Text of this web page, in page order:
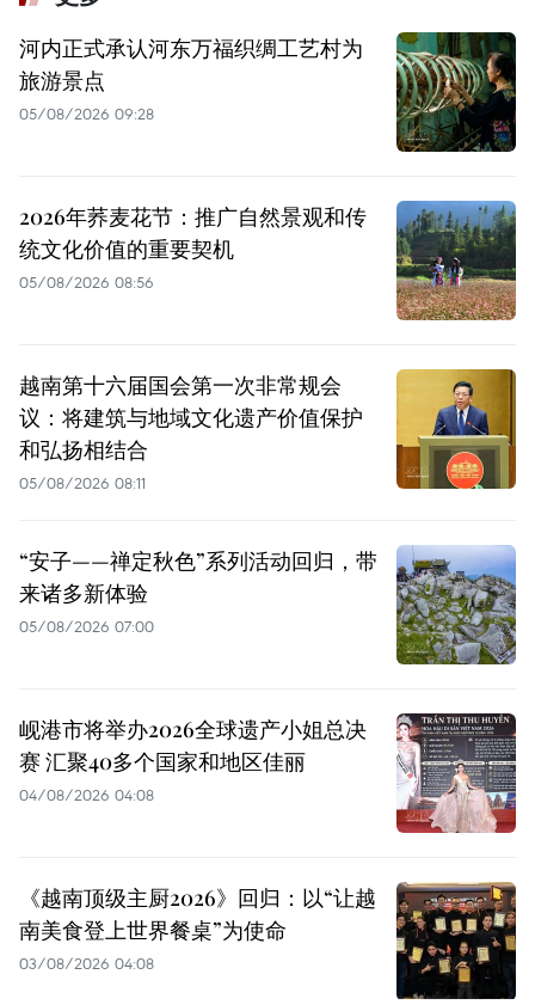
河内正式承认河东万福织绸工艺村为
旅游景点
05/08/2026 09:28
2026年荞麦花节：推广自然景观和传
统文化价值的重要契机
05/08/2026 08:56
越南第十六届国会第一次非常规会
议：将建筑与地域文化遗产价值保护
和弘扬相结合
05/08/2026 08:11
“安子——禅定秋色”系列活动回归，带
来诸多新体验
05/08/2026 07:00
岘港市将举办2026全球遗产小姐总决
赛 汇聚40多个国家和地区佳丽
04/08/2026 04:08
《越南顶级主厨2026》回归：以“让越
南美食登上世界餐桌”为使命
03/08/2026 04:08